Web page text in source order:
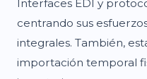
Interfaces EDI y
centrando sus
integrales. También,
importación temporal